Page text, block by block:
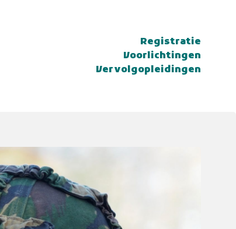
Registratie
Voorlichtingen
Vervolgopleidingen